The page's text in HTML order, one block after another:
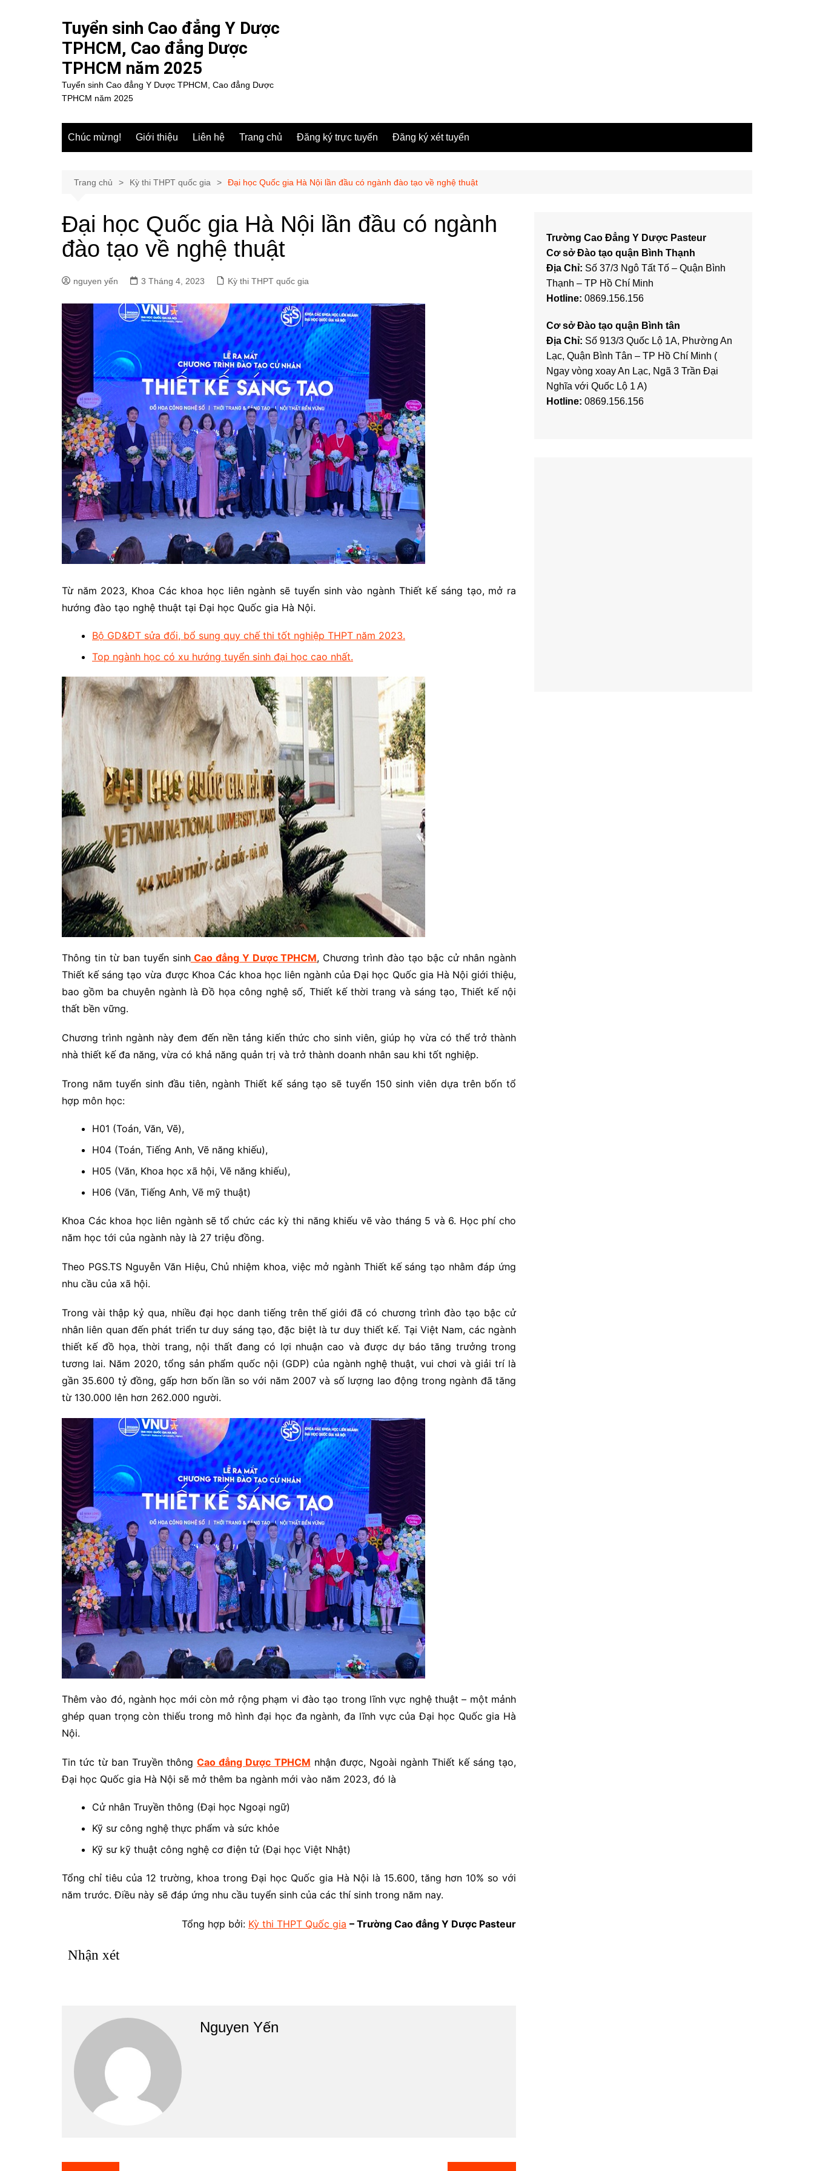
Tuyển sinh Cao đẳng Y Dược
TPHCM, Cao đẳng Dược
TPHCM năm 2025
Tuyển sinh Cao đẳng Y Dược TPHCM, Cao đẳng Dược
TPHCM năm 2025
Chúc mừng! Giới thiệu Liên hệ Trang chủ Đăng ký trực tuyến Đăng ký xét tuyển
Trang chủ Kỳ thi THPT quốc gia Đại học Quốc gia Hà Nội lần đầu có ngành đào tạo về nghệ thuật
Đại học Quốc gia Hà Nội lần đầu có ngành
đào tạo về nghệ thuật
nguyen yến 3 Tháng 4, 2023 Kỳ thi THPT quốc gia
Từ năm 2023, Khoa Các khoa học liên ngành sẽ tuyển sinh vào ngành Thiết kế sáng tạo, mở ra
hướng đào tạo nghệ thuật tại Đại học Quốc gia Hà Nội.
Bộ GD&ĐT sửa đổi, bổ sung quy chế thi tốt nghiệp THPT năm 2023.
Top ngành học có xu hướng tuyển sinh đại học cao nhất.
Thông tin từ ban tuyển sinhCao đẳng Y Dược TPHCM, Chương trình đào tạo bậc cử nhân ngành
Thiết kế sáng tạo vừa được Khoa Các khoa học liên ngành của Đại học Quốc gia Hà Nội giới thiệu,
bao gồm ba chuyên ngành là Đồ họa công nghệ số, Thiết kế thời trang và sáng tạo, Thiết kế nội
thất bền vững.
Chương trình ngành này đem đến nền tảng kiến thức cho sinh viên, giúp họ vừa có thể trở thành
nhà thiết kế đa năng, vừa có khả năng quản trị và trở thành doanh nhân sau khi tốt nghiệp.
Trong năm tuyển sinh đầu tiên, ngành Thiết kế sáng tạo sẽ tuyển 150 sinh viên dựa trên bốn tổ
hợp môn học:
H01 (Toán, Văn, Vẽ),
H04 (Toán, Tiếng Anh, Vẽ năng khiếu),
H05 (Văn, Khoa học xã hội, Vẽ năng khiếu),
H06 (Văn, Tiếng Anh, Vẽ mỹ thuật)
Khoa Các khoa học liên ngành sẽ tổ chức các kỳ thi năng khiếu vẽ vào tháng 5 và 6. Học phí cho
năm học tới của ngành này là 27 triệu đồng.
Theo PGS.TS Nguyễn Văn Hiệu, Chủ nhiệm khoa, việc mở ngành Thiết kế sáng tạo nhằm đáp ứng
nhu cầu của xã hội.
Trong vài thập kỷ qua, nhiều đại học danh tiếng trên thế giới đã có chương trình đào tạo bậc cử
nhân liên quan đến phát triển tư duy sáng tạo, đặc biệt là tư duy thiết kế. Tại Việt Nam, các ngành
thiết kế đồ họa, thời trang, nội thất đang có lợi nhuận cao và được dự báo tăng trưởng trong
tương lai. Năm 2020, tổng sản phẩm quốc nội (GDP) của ngành nghệ thuật, vui chơi và giải trí là
gần 35.600 tỷ đồng, gấp hơn bốn lần so với năm 2007 và số lượng lao động trong ngành đã tăng
từ 130.000 lên hơn 262.000 người.
Thêm vào đó, ngành học mới còn mở rộng phạm vi đào tạo trong lĩnh vực nghệ thuật – một mảnh
ghép quan trọng còn thiếu trong mô hình đại học đa ngành, đa lĩnh vực của Đại học Quốc gia Hà
Nội.
Tin tức từ ban Truyền thôngCao đẳng Dược TPHCM nhận được, Ngoài ngành Thiết kế sáng tạo,
Đại học Quốc gia Hà Nội sẽ mở thêm ba ngành mới vào năm 2023, đó là
Cử nhân Truyền thông (Đại học Ngoại ngữ)
Kỹ sư công nghệ thực phẩm và sức khỏe
Kỹ sư kỹ thuật công nghệ cơ điện tử (Đại học Việt Nhật)
Tổng chỉ tiêu của 12 trường, khoa trong Đại học Quốc gia Hà Nội là 15.600, tăng hơn 10% so với
năm trước. Điều này sẽ đáp ứng nhu cầu tuyển sinh của các thí sinh trong năm nay.
Tổng hợp bởi: Kỳ thi THPT Quốc gia – Trường Cao đẳng Y Dược Pasteur
Nhận xét
Nguyen Yến
Trường Cao Đẳng Y Dược Pasteur
Cơ sở Đào tạo quận Bình Thạnh
Địa Chỉ: Số 37/3 Ngô Tất Tố – Quận Bình
Thạnh – TP Hồ Chí Minh
Hotline: 0869.156.156
Cơ sở Đào tạo quận Bình tân
Địa Chỉ: Số 913/3 Quốc Lộ 1A, Phường An
Lạc, Quận Bình Tân – TP Hồ Chí Minh (
Ngay vòng xoay An Lạc, Ngã 3 Trần Đại
Nghĩa với Quốc Lộ 1 A)
Hotline: 0869.156.156